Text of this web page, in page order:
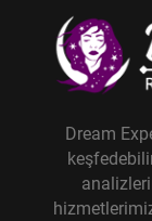
Dream